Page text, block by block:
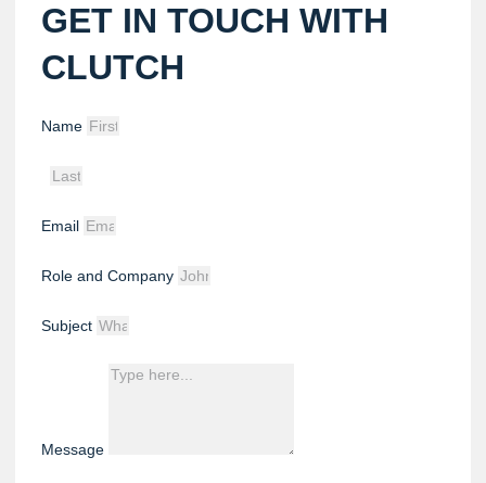
GET IN TOUCH WITH
CLUTCH
Name
Email
Role and Company
Subject
Message